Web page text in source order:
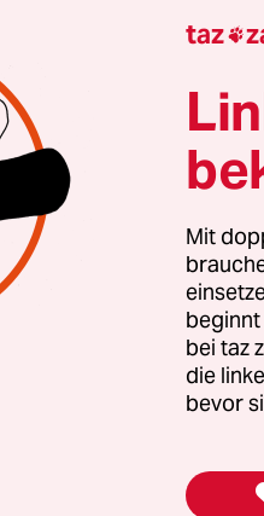
vor. „Wir werden
gegen den
im rheinischen
hat die
befinden wir uns
der sich
Angeblich sollen
– dabei wird der
dem Erdboden
taz 
Mit
beginnt
bei taz
die
bevor